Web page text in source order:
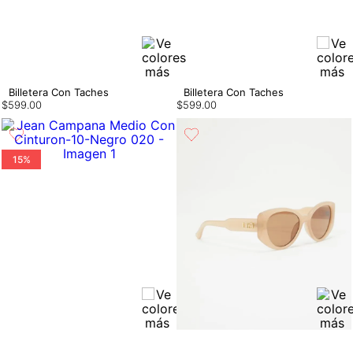
Billetera Con Taches
$599.00
Billetera Con Taches
$599.00
15%